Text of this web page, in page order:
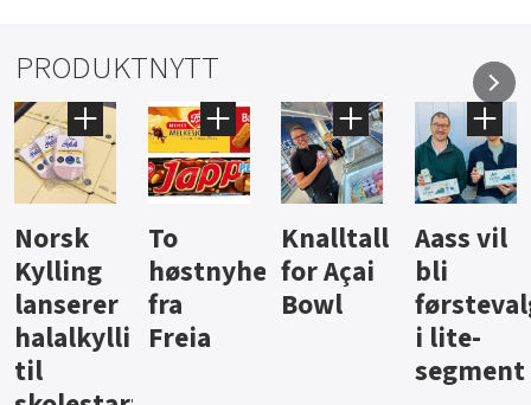
PRODUKTNYTT
Knalltall
for Açai
Bowl
Aass vil
bli
førstevalg
i lite-
Brus og
jus fra
Berentsen
Hard
iste fra
Hansa